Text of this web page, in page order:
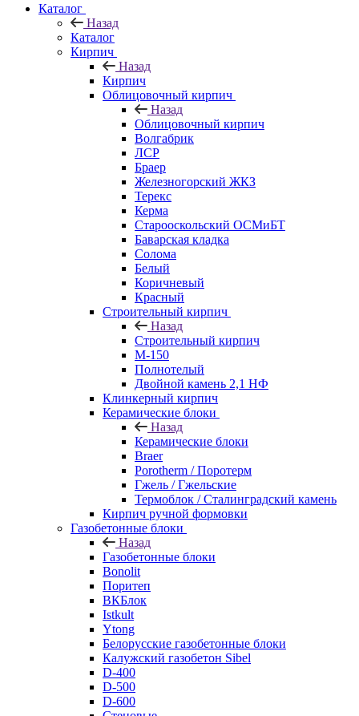
Каталог
Назад
Каталог
Кирпич
Назад
Кирпич
Облицовочный кирпич
Назад
Облицовочный кирпич
Волгабрик
ЛСР
Браер
Железногорский ЖКЗ
Терекс
Керма
Старооскольский ОСМиБТ
Баварская кладка
Солома
Белый
Коричневый
Красный
Строительный кирпич
Назад
Строительный кирпич
М-150
Полнотелый
Двойной камень 2,1 НФ
Клинкерный кирпич
Керамические блоки
Назад
Керамические блоки
Braer
Porotherm / Поротерм
Гжель / Гжельские
Термоблок / Сталинградский камень
Кирпич ручной формовки
Газобетонные блоки
Назад
Газобетонные блоки
Bonolit
Поритеп
ВКБлок
Istkult
Ytong
Белорусские газобетонные блоки
Калужский газобетон Sibel
D-400
D-500
D-600